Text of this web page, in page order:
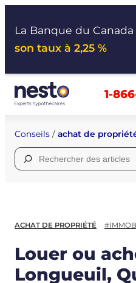
La Banque du Canada
son taux à 2,25 %
1-
Conseils / achat de
Rechercher :
ACHAT DE PROPRIÉTÉ
Louer ou
Longueuil,